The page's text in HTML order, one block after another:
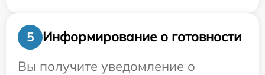
5
Информирование о готовности
Вы получите уведомление о